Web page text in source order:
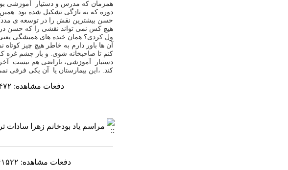
همزمان که مدرس و دستیار آموزشی
دوره که به تازگی تشکیل شده بود ‪.
حسن بیشترین نقش را در توسعه ی
هیچ کس نمی تواند نقشی را که حسن
ول کردی؟ همان خنده های همیشگی
آن ها باور دارم به خاطر هیچ چیز
کنم تا صاحبخانه شوی‪ . و باز چشم غره
دستیار آموزشی، ناراضی هم نیست آخر
کند ،این بیمارستان یا آن یکی فرقی .
دفعات مشاهده: ۸۴۷۲ بار |
مراسم یاد بودخانم زهرا سادات
دفعات مشاهده: ۱۴۱۵۲۲ بار |